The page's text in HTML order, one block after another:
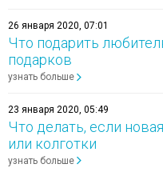
26 января 2020, 07:01
Что подарить
подарков
узнать больше
23 января 2020, 05:49
Что делать, если
или колготки
узнать больше